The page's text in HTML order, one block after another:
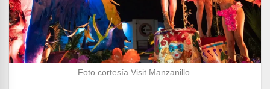
Foto cortesía Visit Manzanillo.